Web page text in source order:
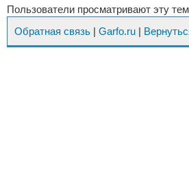
Пользователи просматривают эту
Обратная связь | Garfo.ru |